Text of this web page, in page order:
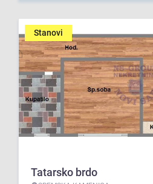
Stanovi
Tatarsko brdo